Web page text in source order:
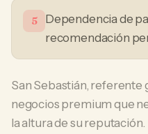
5
Dependencia de
recomendación
San Sebastián,
negocios premium que
la altura de su reputación.